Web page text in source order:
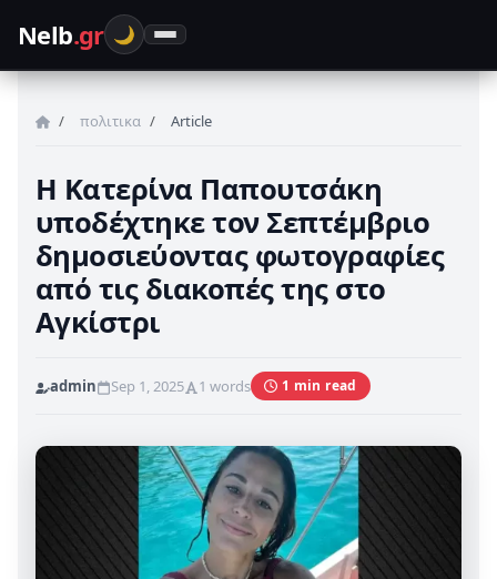
Nelb.gr 🌙
Θρησκεία
πολιτικα
Homeπολιτικα Article
Η Κατερίνα Παπουτσάκη
υποδέχτηκε τον Σεπτέμβριο
δημοσιεύοντας φωτογραφίες
από τις διακοπές της στο
Αγκίστρι
admin Sep 1, 2025 1 words 1 min read